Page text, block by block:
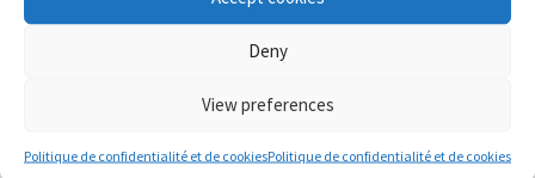
Deny
View preferences
Politique de confidentialité et de cookiesPolitique de confidentialité et de cookies